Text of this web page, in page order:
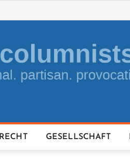
RECHT GESELLSCHAFT